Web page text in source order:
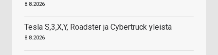
8.8.2026
Tesla S,3,X,Y, Roadster ja Cybertruck yleistä
8.8.2026